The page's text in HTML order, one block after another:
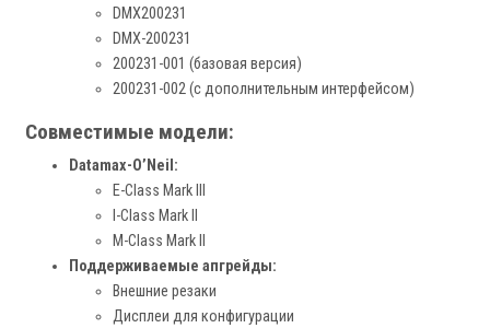
DMX200231
DMX-200231
200231-001 (базовая версия)
200231-002 (с дополнительным интерфейсом)
Совместимые модели:
Datamax-O’Neil:
E-Class Mark III
I-Class Mark II
M-Class Mark II
Поддерживаемые апгрейды:
Внешние резаки
Дисплеи для конфигурации